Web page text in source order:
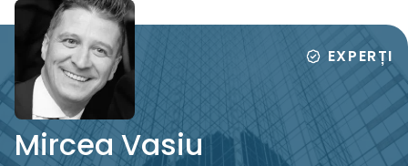
EXPERȚI
Mircea Vasiu